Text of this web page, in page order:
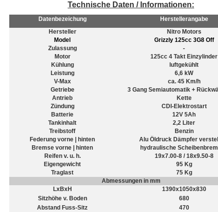
Technische Daten / Informationen:
Datenbezeichung
Herstellerangabe
Hersteller
Nitro Motors
Model
Grizzly 125cc 3G8 Off
Zulassung
-
Motor
125cc 4 Takt Einzylinder
Kühlung
luftgekühlt
Leistung
6,6 kW
V-Max
ca. 45 Km/h
Getriebe
3 Gang Semiautomatik +
Antrieb
Kette
Zündung
CDI-Elektrostart
Batterie
12V 5Ah
Tankinhalt
2,2 Liter
Treibstoff
Benzin
Federung vorne | hinten
Alu Öldruck Dämpfer
Bremse vorne | hinten
hydraulische
Reifen v. u. h.
19x7.00-8 / 18x9.50-8
Eigengewicht
95 Kg
Traglast
75 Kg
Abmessungen in mm
LxBxH
1390x1050x830
Sitzhöhe v. Boden
680
Abstand Fuss-Sitz
470